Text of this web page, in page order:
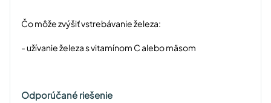
Čo môže zvýšiť vstrebávanie železa:
- užívanie železa s vitamínom C alebo mäsom
Odporúčané riešenie